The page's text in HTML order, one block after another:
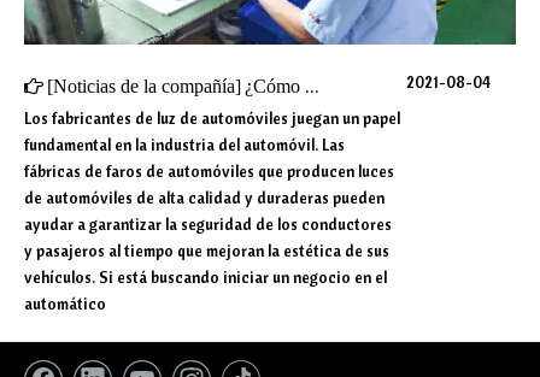
[Noticias de la compañía] ¿Cómo elegir una fábrica de faros de automóviles de alta calidad para su negocio?
Los fabricantes de luz de automóviles juegan un papel
fundamental en la industria del automóvil. Las
fábricas de faros de automóviles que producen luces
de automóviles de alta calidad y duraderas pueden
ayudar a garantizar la seguridad de los conductores
y pasajeros al tiempo que mejoran la estética de sus
vehículos. Si está buscando iniciar un negocio en el
automático
2021-08-04